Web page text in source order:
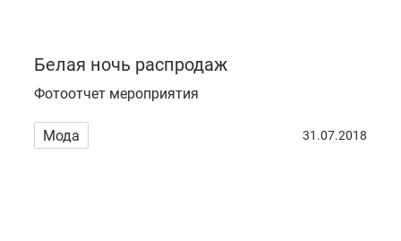
Белая ночь распродаж
Фотоотчет мероприятия
Мода 31.07.2018